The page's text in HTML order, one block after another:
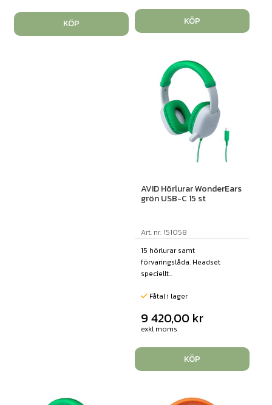
KÖP KÖP
AVID Hörlurar WonderEars
grön USB-C 15 st
Art. nr: 151058
15 hörlurar samt
förvaringslåda. Headset
speciellt...
Fåtal i lager
9 420,00 kr
exkl moms
KÖP